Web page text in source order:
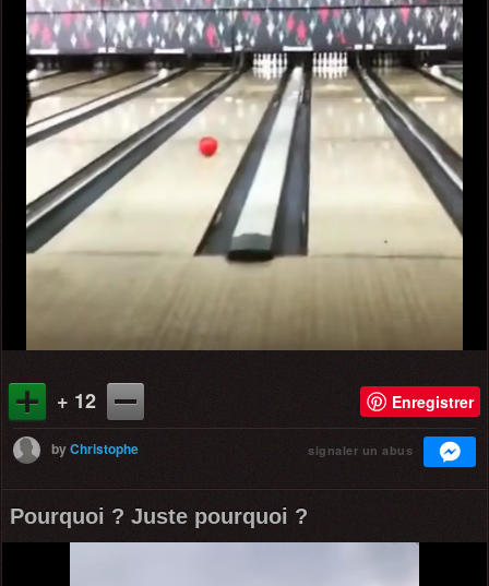
+ 12 Enregistrer
byChristophe signaler un abus
Pourquoi ? Juste pourquoi ?